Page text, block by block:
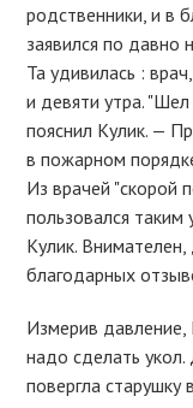
родственники, и в
заявился по давно
Та удивилась :
и девяти утра.
пояснил Кулик. —
в пожарном
Из врачей "скорой
пользовался
Кулик.
благодарных
Измерив давление,
надо сделать
повергла старушку